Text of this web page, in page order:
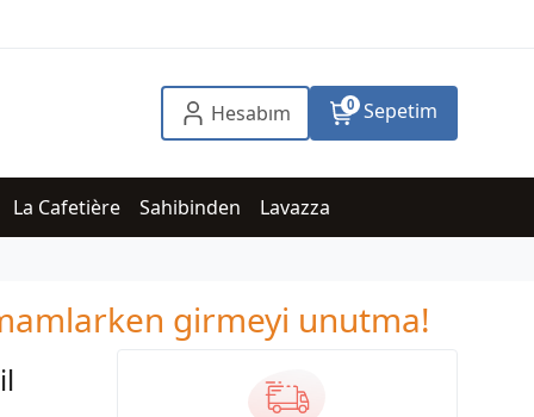
Hesabım 0 Sepetim
La Cafetière Sahibinden Lavazza
girmeyi unutma!